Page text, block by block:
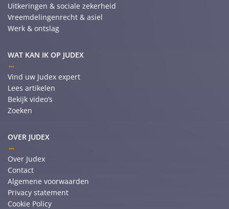
Uitkeringen & sociale zekerheid
Vreemdelingenrecht & asiel
Werk & ontslag
WAT KAN IK OP JUDEX
Vind uw Judex expert
Lees artikelen
Bekijk video’s
Zoeken
OVER JUDEX
Over Judex
Contact
Algemene voorwaarden
Privacy statement
Cookie Policy